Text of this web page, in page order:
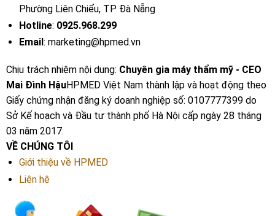
Phường Liên Chiểu, TP Đà Nẵng
Hotline: 0925.968.299
Email: marketing@hpmed.vn
Chịu trách nhiệm nội dung: Chuyên gia máy thẩm mỹ - CEO
Mai Đình HậuHPMED Việt Nam thành lập và hoạt động theo
Giấy chứng nhận đăng ký doanh nghiệp số: 0107777399 do
Sở Kế hoạch và Đầu tư thành phố Hà Nội cấp ngày 28 tháng
03 năm 2017.
VỀ CHÚNG TÔI
Giới thiệu về HPMED
Liên hệ